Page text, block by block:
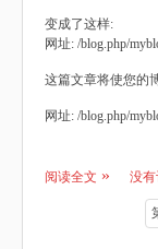
变成了这样:
网址: /blog.php/
这篇文章将使您的
网址: /blog.php/
阅读全文 没